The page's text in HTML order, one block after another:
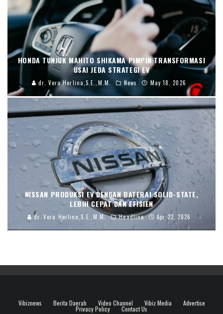
HONDA TUNJUK MAHITO SHIKAMA PIMPIN TRANSFORMASI
USAI JEDA STRATEGI EV
dr. Vera Herlina,S.E.,M.M. News May 18, 2026
NISSAN PRODUKSI EV DENGAN BATERAI SOLID-STATE,
LEBIH CEPAT DAN EFISIEN
dr. Vera Herlina,S.E.,M.M. Headline Apr 22, 2026
Vibiznews Berita Daerah Video Channel Vibiz Media Advertise
Privacy Policy Contact Us